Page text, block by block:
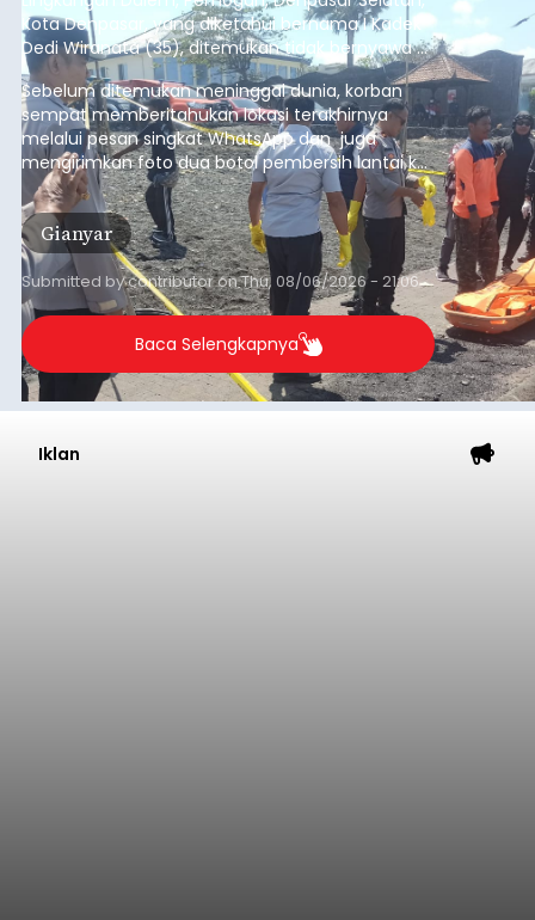
Kota Denpasar, yang diketahui bernama I Kadek
Dedi Wiranata (35), ditemukan tidak bernyawa di
pesisir Pantai Purnama, Sukawati.
Sebelum ditemukan meninggal dunia, korban
sempat memberitahukan lokasi terakhirnya
melalui pesan singkat WhatsApp dan juga
mengirimkan foto dua botol pembersih lantai ke
istrinya.
Gianyar
Submitted bycontributoronThu, 08/06/2026 - 21:06
Baca Selengkapnya
Iklan